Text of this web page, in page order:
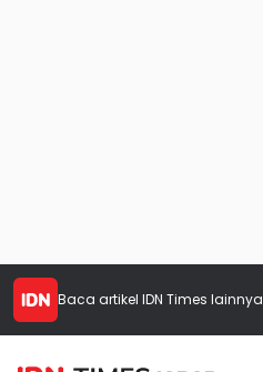
Baca artikel IDN Times lainnya